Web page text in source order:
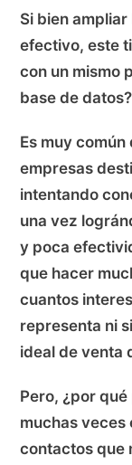
Si bien
efectivo, este
con un mismo
base de
Es muy
empresas
intentando
una vez
y poca
que hacer
cuantos
representa ni
ideal de venta
Pero, ¿por
muchas veces
contactos que